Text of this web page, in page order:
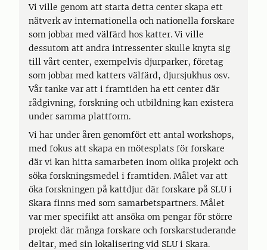
Vi ville genom att starta detta center skapa ett
nätverk av internationella och nationella forskare
som jobbar med välfärd hos katter. Vi ville
dessutom att andra intressenter skulle knyta sig
till vårt center, exempelvis djurparker, företag
som jobbar med katters välfärd, djursjukhus osv.
Vår tanke var att i framtiden ha ett center där
rådgivning, forskning och utbildning kan existera
under samma plattform.
Vi har under åren genomfört ett antal workshops,
med fokus att skapa en mötesplats för forskare
där vi kan hitta samarbeten inom olika projekt och
söka forskningsmedel i framtiden. Målet var att
öka forskningen på kattdjur där forskare på SLU i
Skara finns med som samarbetspartners. Målet
var mer specifikt att ansöka om pengar för större
projekt där många forskare och forskarstuderande
deltar, med sin lokalisering vid SLU i Skara.